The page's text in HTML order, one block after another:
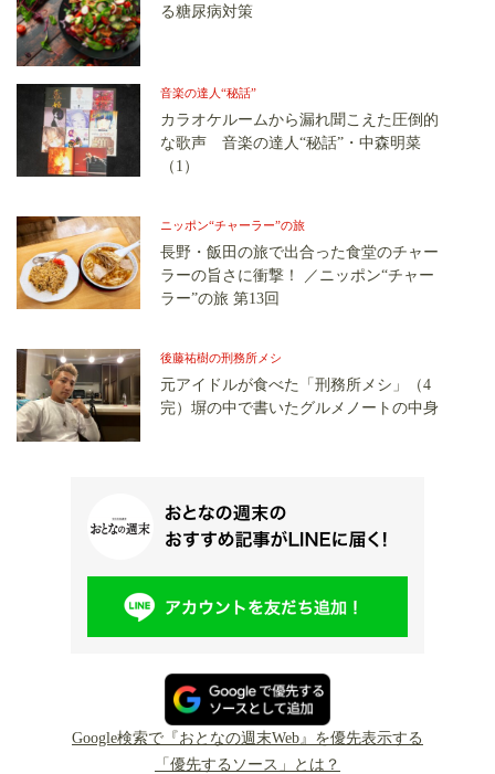
る糖尿病対策
音楽の達人“秘話”
カラオケルームから漏れ聞こえた圧倒的
な歌声 音楽の達人“秘話”・中森明菜
（1）
ニッポン“チャーラー”の旅
長野・飯田の旅で出合った食堂のチャー
ラーの旨さに衝撃！ ／ニッポン“チャー
ラー”の旅 第13回
後藤祐樹の刑務所メシ
元アイドルが食べた「刑務所メシ」（4
完）塀の中で書いたグルメノートの中身
Google検索で『おとなの週末Web』を優先表示する
「優先するソース」とは？